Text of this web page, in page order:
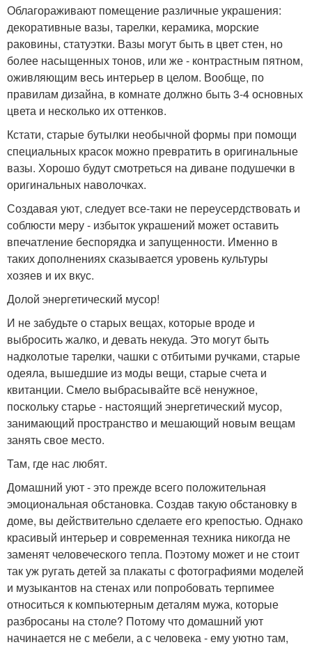
Облагораживают помещение различные украшения:
декоративные вазы, тарелки, керамика, морские
раковины, статуэтки. Вазы могут быть в цвет стен, но
более насыщенных тонов, или же - контрастным пятном,
оживляющим весь интерьер в целом. Вообще, по
правилам дизайна, в комнате должно быть 3-4 основных
цвета и несколько их оттенков.
Кстати, старые бутылки необычной формы при помощи
специальных красок можно превратить в оригинальные
вазы. Хорошо будут смотреться на диване подушечки в
оригинальных наволочках.
Создавая уют, следует все-таки не переусердствовать и
соблюсти меру - избыток украшений может оставить
впечатление беспорядка и запущенности. Именно в
таких дополнениях сказывается уровень культуры
хозяев и их вкус.
Долой энергетический мусор!
И не забудьте о старых вещах, которые вроде и
выбросить жалко, и девать некуда. Это могут быть
надколотые тарелки, чашки с отбитыми ручками, старые
одеяла, вышедшие из моды вещи, старые счета и
квитанции. Смело выбрасывайте всё ненужное,
поскольку старье - настоящий энергетический мусор,
занимающий пространство и мешающий новым вещам
занять свое место.
Там, где нас любят.
Домашний уют - это прежде всего положительная
эмоциональная обстановка. Создав такую обстановку в
доме, вы действительно сделаете его крепостью. Однако
красивый интерьер и современная техника никогда не
заменят человеческого тепла. Поэтому может и не стоит
так уж ругать детей за плакаты с фотографиями моделей
и музыкантов на стенах или попробовать терпимее
относиться к компьютерным деталям мужа, которые
разбросаны на столе? Потому что домашний уют
начинается не с мебели, а с человека - ему уютно там,